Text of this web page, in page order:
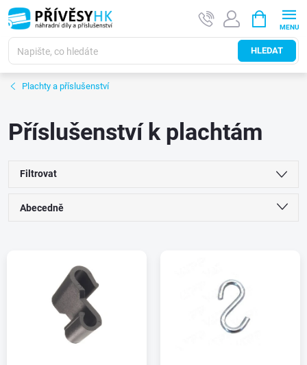
Přejít
na
obsah
HLEDAT
NÁKUPNÍ
KOŠÍK
Plachty a příslušenství
Příslušenství k plachtám
Filtrovat
Ř
Abecedně
Nejprodávanější